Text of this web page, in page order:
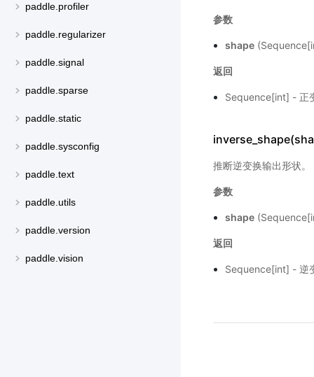
paddle.profiler
paddle.regularizer
paddle.signal
paddle.sparse
paddle.static
paddle.sysconfig
paddle.text
paddle.utils
paddle.version
paddle.vision
参数
shape
返回
Sequence[int] - 正
推断逆变换输出形状。
参数
shape
返回
Sequence[int] - 逆